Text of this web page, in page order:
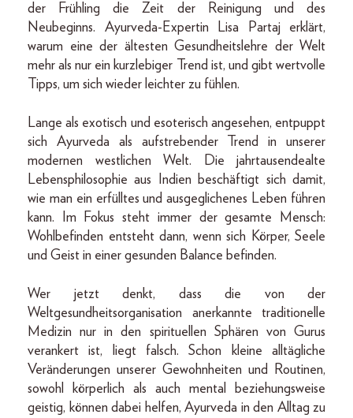
der Frühling die Zeit der Reinigung und des
Neubeginns. Ayurveda-Expertin Lisa Partaj erklärt,
warum eine der ältesten Gesundheitslehre der Welt
mehr als nur ein kurzlebiger Trend ist, und gibt wertvolle
Tipps, um sich wieder leichter zu fühlen.
Lange als exotisch und esoterisch angesehen, entpuppt
sich Ayurveda als aufstrebender Trend in unserer
modernen westlichen Welt. Die jahrtausendealte
Lebensphilosophie aus Indien beschäftigt sich damit,
wie man ein erfülltes und ausgeglichenes Leben führen
kann. Im Fokus steht immer der gesamte Mensch:
Wohlbefinden entsteht dann, wenn sich Körper, Seele
und Geist in einer gesunden Balance befinden.
Wer jetzt denkt, dass die von der
Weltgesundheitsorganisation anerkannte traditionelle
Medizin nur in den spirituellen Sphären von Gurus
verankert ist, liegt falsch. Schon kleine alltägliche
Veränderungen unserer Gewohnheiten und Routinen,
sowohl körperlich als auch mental beziehungsweise
geistig, können dabei helfen, Ayurveda in den Alltag zu